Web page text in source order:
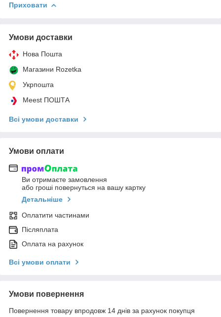
Приховати
Умови доставки
Нова Пошта
Магазини Rozetka
Укрпошта
Meest ПОШТА
Всі умови доставки
Умови оплати
Ви отримаєте замовлення
або гроші повернуться на вашу картку
Детальніше
Оплатити частинами
Післяплата
Оплата на рахунок
Всі умови оплати
Умови повернення
Повернення товару впродовж 14 днів за рахунок покупця